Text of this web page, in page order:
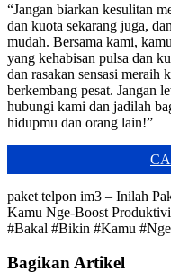
“Jangan biarkan kesulitan
dan kuota sekarang juga,
mudah. Bersama kami,
yang kehabisan pulsa dan
dan rasakan sensasi meraih
berkembang pesat. Jangan
hubungi kami dan jadilah
hidupmu dan orang lain!”
paket telpon im3 – Inilah
Kamu Nge-Boost
#Bakal #Bikin #Kamu
Bagikan Artikel